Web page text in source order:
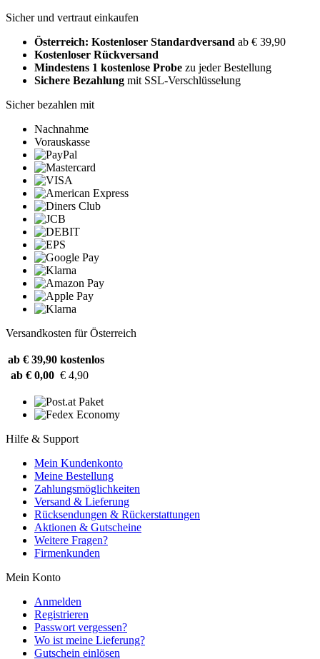
Sicher und vertraut einkaufen
Österreich: Kostenloser Standardversand ab € 39,90
Kostenloser Rückversand
Mindestens 1 kostenlose Probe zu jeder Bestellung
Sichere Bezahlung mit SSL-Verschlüsselung
Sicher bezahlen mit
Nachnahme
Vorauskasse
Versandkosten für Österreich
ab € 39,90 kostenlos
ab € 0,00 € 4,90
Hilfe & Support
Mein Kundenkonto
Meine Bestellung
Zahlungsmöglichkeiten
Versand & Lieferung
Rücksendungen & Rückerstattungen
Aktionen & Gutscheine
Weitere Fragen?
Firmenkunden
Mein Konto
Anmelden
Registrieren
Passwort vergessen?
Wo ist meine Lieferung?
Gutschein einlösen